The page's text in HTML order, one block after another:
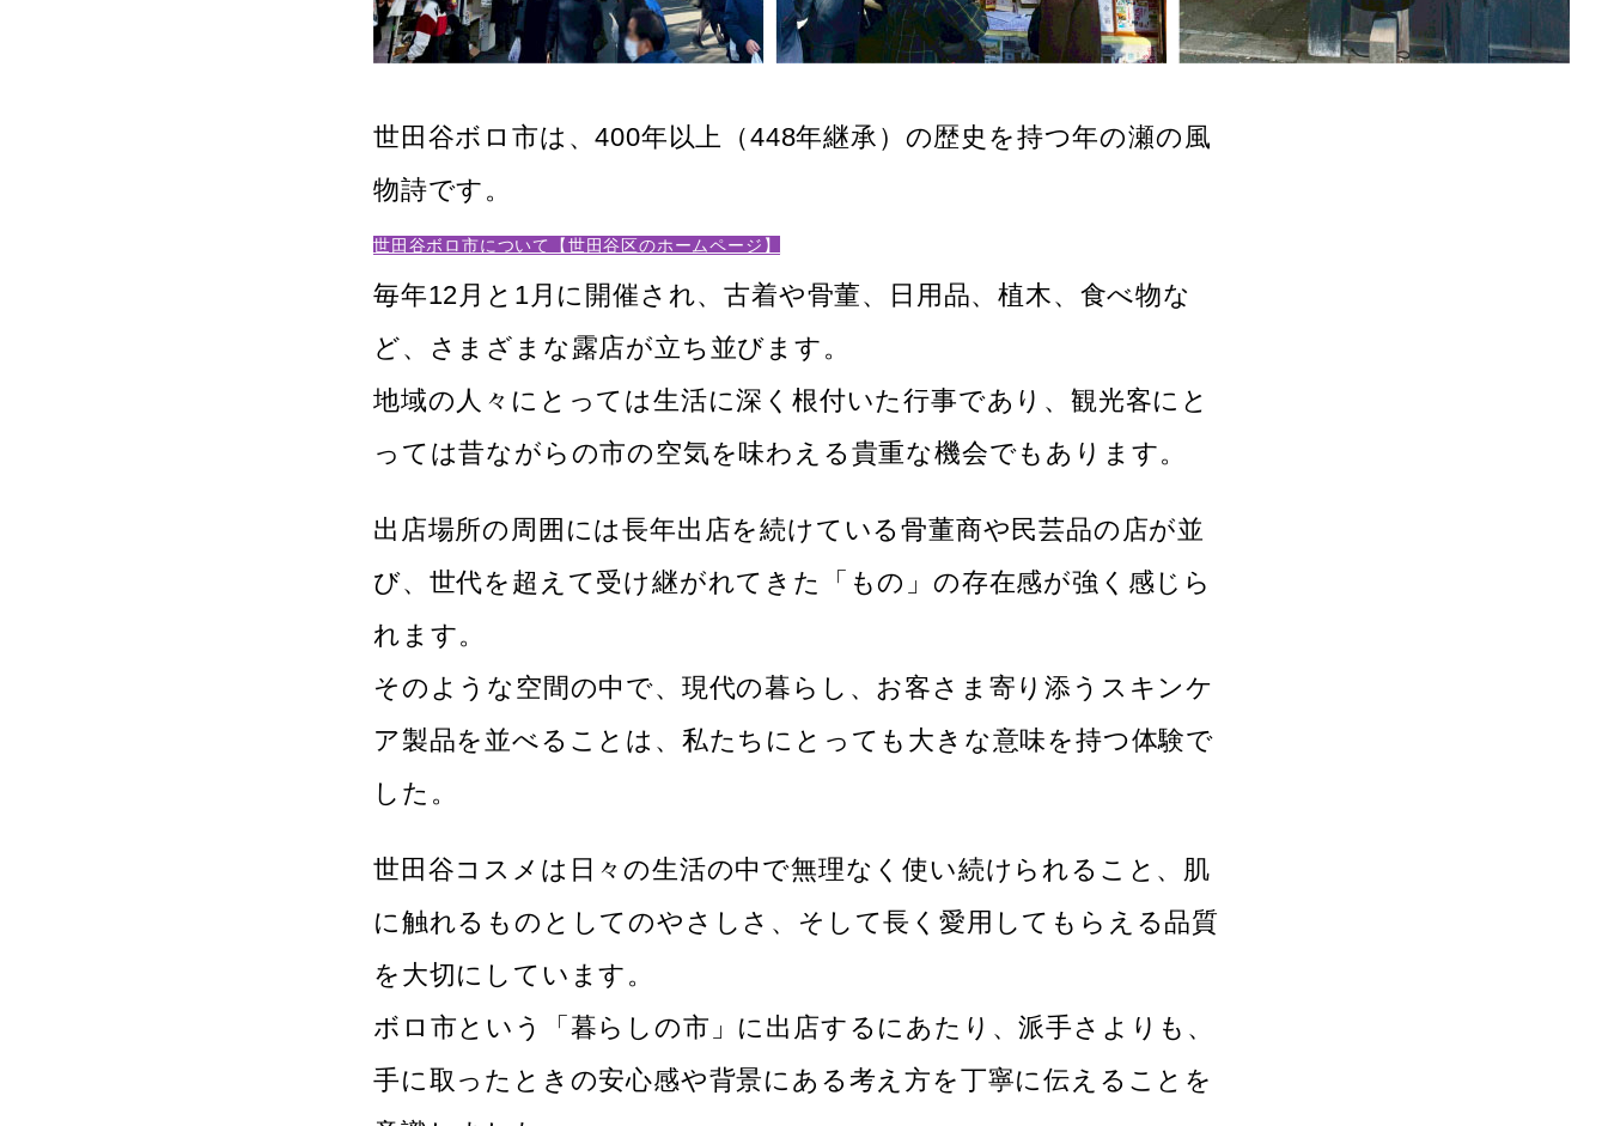
世田谷ボロ市は、400年以上（448年継承）の歴史を持つ年の瀬の風
物詩です。
世田谷ボロ市について【世田谷区のホームページ】
毎年12月と1月に開催され、古着や骨董、日用品、植木、食べ物な
ど、さまざまな露店が立ち並びます。
地域の人々にとっては生活に深く根付いた行事であり、観光客にと
っては昔ながらの市の空気を味わえる貴重な機会でもあります。
出店場所の周囲には長年出店を続けている骨董商や民芸品の店が並
び、世代を超えて受け継がれてきた「もの」の存在感が強く感じら
れます。
そのような空間の中で、現代の暮らし、お客さま寄り添うスキンケ
ア製品を並べることは、私たちにとっても大きな意味を持つ体験で
した。
世田谷コスメは日々の生活の中で無理なく使い続けられること、肌
に触れるものとしてのやさしさ、そして長く愛用してもらえる品質
を大切にしています。
ボロ市という「暮らしの市」に出店するにあたり、派手さよりも、
手に取ったときの安心感や背景にある考え方を丁寧に伝えることを